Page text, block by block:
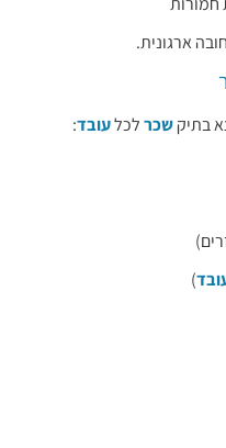
ארגונית.
בתיקשכרלכלעובד:
)